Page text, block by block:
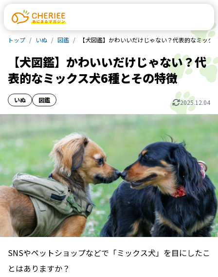
トップ いぬ 図鑑 【犬図鑑】かわいいだけじゃない？代表的なミック
【犬図鑑】かわいいだけじゃない？代
表的なミックス犬6種とその特徴
いぬ 図鑑 2025.12.04
SNSやペットショップなどで「ミックス犬」を目にしたこ
とはありますか？